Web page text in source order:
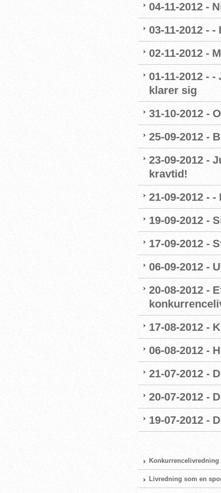
04-11-2012 -
03-11-2012 -
02-11-2012 -
01-11-2012 -
klarer sig
31-10-2012 -
25-09-2012 -
23-09-2012 -
kravtid!
21-09-2012 -
19-09-2012 -
17-09-2012 -
06-09-2012 -
20-08-2012 -
17-08-2012 -
06-08-2012 -
21-07-2012 -
20-07-2012 -
19-07-2012 -
Konkurrencelivredning
Livredning som en